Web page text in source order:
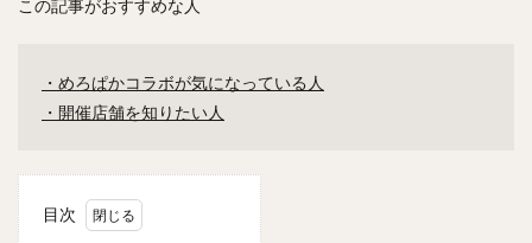
この記事がおすすめな人
・めろぱかコラボが気になっている人
・開催店舗を知りたい人
目次